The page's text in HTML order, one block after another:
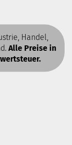
Handel,
Alle Preise in